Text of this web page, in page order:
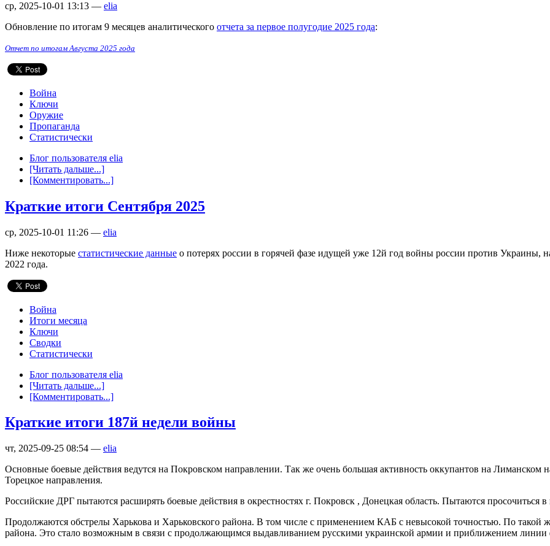
ср, 2025-10-01 13:13 — elia
Обновление по итогам 9 месяцев аналитического отчета за первое полугодие 2025 года:
Отчет по итогам Августа 2025 года
Война
Ключи
Оружие
Пропаганда
Статистически
Блог пользователя elia
[Читать дальше...]
[Комментировать...]
Краткие итоги Сентября 2025
ср, 2025-10-01 11:26 — elia
Ниже некоторые статистические данные о потерях россии в горячей фазе идущей уже 12й год войны россии против Украины,
2022 года.
Война
Итоги месяца
Ключи
Сводки
Статистически
Блог пользователя elia
[Читать дальше...]
[Комментировать...]
Краткие итоги 187й недели войны
чт, 2025-09-25 08:54 — elia
Основные боевые действия ведутся на Покровском направлении. Так же очень большая активность оккупантов на Лиманском
Торецкое направления.
Российские ДРГ пытаются расширять боевые действия в окрестностях г. Покровск , Донецкая область. Пытаются просочиться в
Продолжаются обстрелы Харькова и Харьковского района. В том числе с применением КАБ с невысокой точностью. По такой
района. Это стало возможным в связи с продолжающимся выдавливанием русскими украинской армии и приближением линии